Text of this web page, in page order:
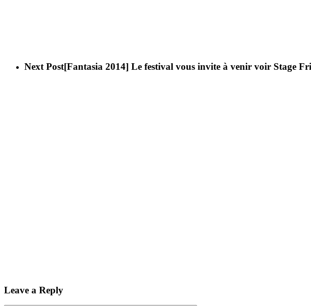
Next Post[Fantasia 2014] Le festival vous invite à venir voir Stage
Leave a Reply